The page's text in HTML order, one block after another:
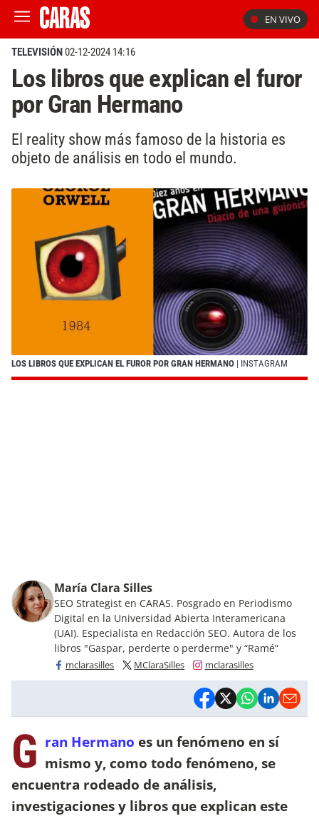
EN VIVO
TELEVISIÓN02-12-2024 14:16
Los libros que explican el furor
por Gran Hermano
El reality show más famoso de la historia es
objeto de análisis en todo el mundo.
LOS LIBROS QUE EXPLICAN EL FUROR POR GRAN HERMANO | INSTAGRAM
María Clara Silles
SEO Strategist en CARAS. Posgrado en Periodismo
Digital en la Universidad Abierta Interamericana
(UAI). Especialista en Redacción SEO. Autora de los
libros "Gaspar, perderte o perderme" y “Ramé”
mclarasilles MClaraSilles mclarasilles
G ran Hermano es un fenómeno en sí
mismo y, como todo fenómeno, se
encuentra rodeado de análisis,
investigaciones y libros que explican este